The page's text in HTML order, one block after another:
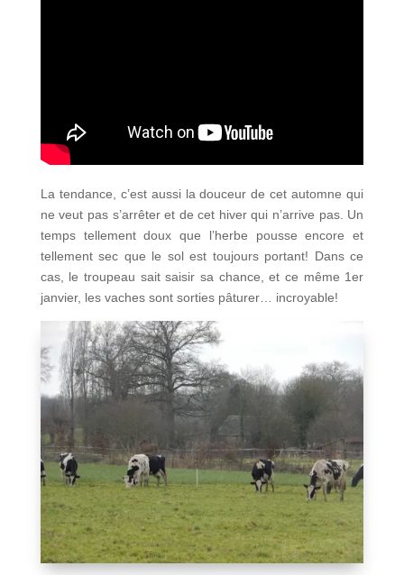
La tendance, c’est aussi la douceur de cet automne qui
ne veut pas s’arrêter et de cet hiver qui n’arrive pas. Un
temps tellement doux que l’herbe pousse encore et
tellement sec que le sol est toujours portant! Dans ce
cas, le troupeau sait saisir sa chance, et ce même 1er
janvier, les vaches sont sorties pâturer… incroyable!